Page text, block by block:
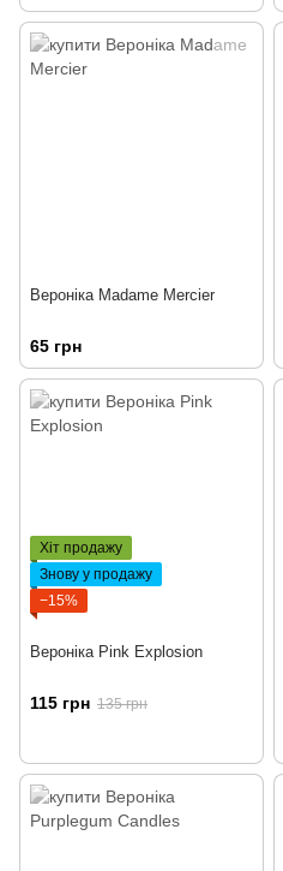
Вероніка Madame Mercier
65 грн
Хіт продажу
Знову у продажу
−15%
Вероніка Pink Explosion
115 грн 135 грн